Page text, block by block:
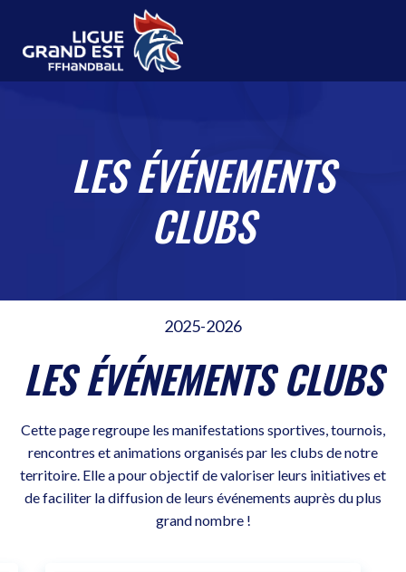
LES ÉVÉNEMENTS
CLUBS
2025-2026
LES ÉVÉNEMENTS CLUBS
Cette page regroupe les manifestations sportives, tournois,
rencontres et animations organisés par les clubs de notre
territoire. Elle a pour objectif de valoriser leurs initiatives et
de faciliter la diffusion de leurs événements auprès du plus
grand nombre !